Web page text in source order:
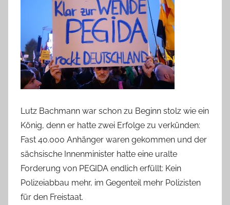
Lutz Bachmann war schon zu Beginn stolz wie ein
König, denn er hatte zwei Erfolge zu verkünden:
Fast 40.000 Anhänger waren gekommen und der
sächsische Innenminister hatte eine uralte
Forderung von PEGIDA endlich erfüllt: Kein
Polizeiabbau mehr, im Gegenteil mehr Polizisten
für den Freistaat.